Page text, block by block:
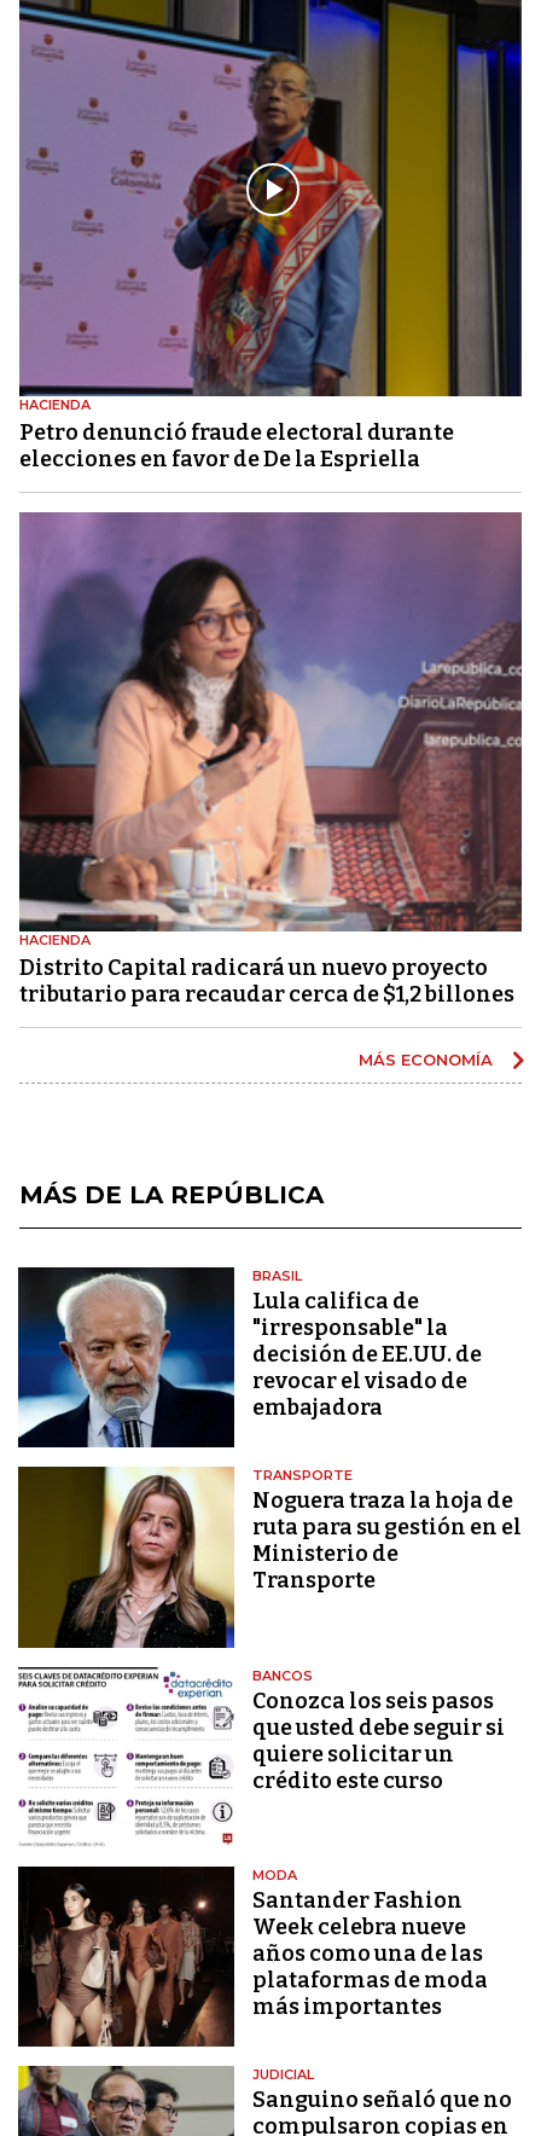
HACIENDA
Petro denunció fraude electoral durante
elecciones en favor de De la Espriella
HACIENDA
Distrito Capital radicará un nuevo proyecto
tributario para recaudar cerca de $1,2 billones
MÁS ECONOMÍA
MÁS DE LA REPÚBLICA
BRASIL
Lula califica de
"irresponsable" la
decisión de EE.UU. de
revocar el visado de
embajadora
TRANSPORTE
Noguera traza la hoja de
ruta para su gestión en el
Ministerio de
Transporte
BANCOS
Conozca los seis pasos
que usted debe seguir si
quiere solicitar un
crédito este curso
MODA
Santander Fashion
Week celebra nueve
años como una de las
plataformas de moda
más importantes
JUDICIAL
Sanguino señaló que no
compulsaron copias en